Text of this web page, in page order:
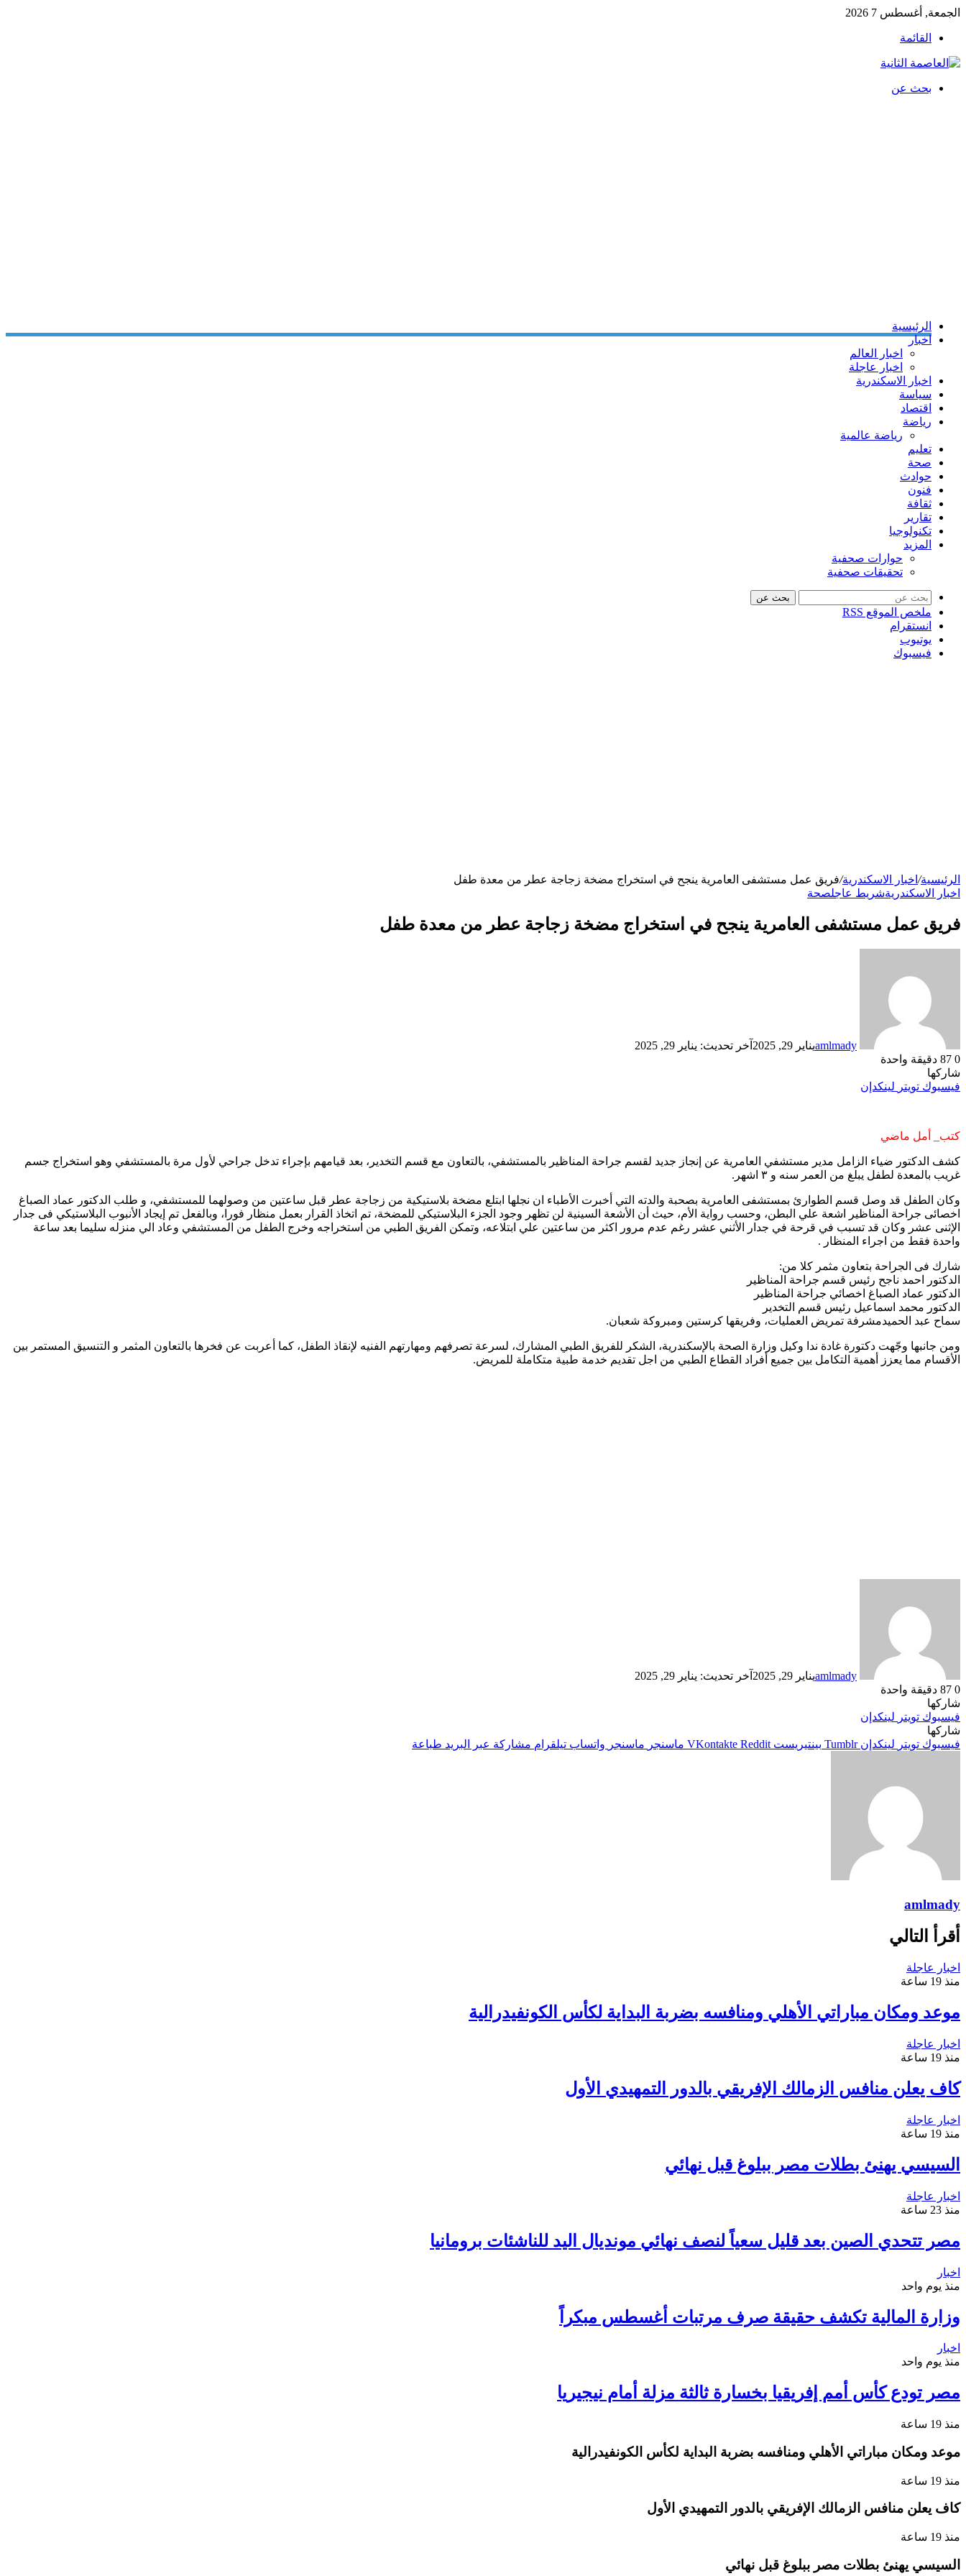
الجمعة, أغسطس 7 2026
القائمة
بحث عن
الرئيسية
اخبار
اخبار العالم
اخبار عاجلة
اخبار الاسكندرية
سياسة
اقتصاد
رياضة
رياضة عالمية
تعليم
صحة
حوادث
فنون
ثقافة
تقارير
تكنولوجيا
المزيد
حوارات صحفية
تحقيقات صحفية
بحث عن
ملخص الموقع RSS
انستقرام
يوتيوب
فيسبوك
الرئيسية/ اخبار الاسكندرية/فريق عمل مستشفى العامرية ينجح في استخراج مضخة زجاجة عطر من معدة طفل
اخبار الاسكندريةشريط عاجلصحة
فريق عمل مستشفى العامرية ينجح في استخراج مضخة زجاجة عطر من معدة طفل
amlmadyيناير 29, 2025
آخر تحديث: يناير 29, 2025
0
دقيقة واحدة
شاركها
فيسبوك تويتر لينكدإن
كتب_ أمل ماضي
كشف الدكتور ضياء الزامل مدير مستشفي العامرية عن إنجاز جديد لقسم جراحة المناظير بالمستشفي، بالتعاون مع قسم التخدير، بعد قيامهم بإجراء تدخل جراحي لأول مرة بالمستشفي وهو استخراج جسم
غريب بالمعدة لطفل يبلغ من العمر سنه و ٣ اشهر.
وكان الطفل قد وصل قسم الطوارئ بمستشفى العامرية بصحبة والدته التي أخبرت الأطباء ان نجلها ابتلع مضخة بلاستيكية من زجاجة عطر قبل ساعتين من وصولهما للمستشفي، و طلب الدكتور عماد الصباغ
اخصائى جراحة المناظير اشعة علي البطن، وحسب رواية الأم، حيث أن الأشعة السينية لن تظهر وجود الجزء البلاستيكي للمضخة، تم اتخاذ القرار بعمل منظار فورا، وبالفعل تم إيجاد الأنبوب البلاستيكي فى جدار
الإثنى عشر وكان قد تسبب في قرحة في جدار الأثني عشر رغم عدم مرور اكثر من ساعتين علي ابتلاعه، وتمكن الفريق الطبي من استخراجه وخرج الطفل من المستشفي وعاد الي منزله سليما بعد ساعة
واحدة فقط من اجراء المنظار .
شارك فى الجراحة بتعاون مثمر كلا من:
الدكتور احمد ناجح رئيس قسم جراحة المناظير
الدكتور عماد الصباغ اخصائي جراحة المناظير
الدكتور محمد اسماعيل رئيس قسم التخدير
سماح عبد الحميدمشرفة تمريض العمليات، وفريقها كرستين ومبروكة شعبان.
ومن جانبها وجّهت دكتورة غادة ندا وكيل وزارة الصحة بالإسكندرية، الشكر للفريق الطبي المشارك، لسرعة تصرفهم ومهارتهم الفنيه لإنقاذ الطفل، كما أعربت عن فخرها بالتعاون المثمر و التنسيق المستمر بين
الأقسام مما يعزز أهمية التكامل بين جميع أفراد القطاع الطبي من اجل تقديم خدمة طبية متكاملة للمريض.
amlmadyيناير 29, 2025
آخر تحديث: يناير 29, 2025
0
دقيقة واحدة
شاركها
فيسبوك تويتر لينكدإن
شاركها
فيسبوك تويتر لينكدإن بينتيريست ماسنجر ماسنجر واتساب تيلقرام مشاركة عبر البريد طباعة
amlmady
أقرأ التالي
اخبار عاجلة
منذ 19 ساعة
موعد ومكان مباراتي الأهلي ومنافسه بضربة البداية لكأس الكونفيدرالية
اخبار عاجلة
منذ 19 ساعة
كاف يعلن منافس الزمالك الإفريقي بالدور التمهيدي الأول
اخبار عاجلة
منذ 19 ساعة
السيسي يهنئ بطلات مصر ببلوغ قبل نهائي
اخبار عاجلة
منذ 23 ساعة
مصر تتحدي الصين بعد قليل سعياً لنصف نهائي مونديال اليد للناشئات برومانيا
اخبار
منذ يوم واحد
وزارة المالية تكشف حقيقة صرف مرتبات أغسطس مبكراً
اخبار
منذ يوم واحد
مصر تودع كأس أمم إفريقيا بخسارة ثالثة مزلة أمام نيجيريا
منذ 19 ساعة
موعد ومكان مباراتي الأهلي ومنافسه بضربة البداية لكأس الكونفيدرالية
منذ 19 ساعة
كاف يعلن منافس الزمالك الإفريقي بالدور التمهيدي الأول
منذ 19 ساعة
السيسي يهنئ بطلات مصر ببلوغ قبل نهائي